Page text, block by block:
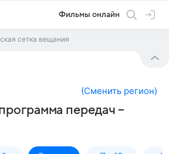
Фильмы онлайн
сетка вещания
(Сменить регион)
передач –